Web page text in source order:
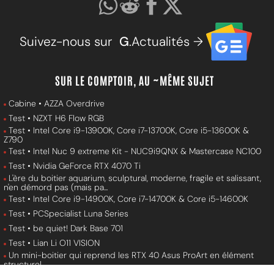
Suivez-nous sur G.Actualités →
SUR LE COMPTOIR, AU ~MÊME SUJET
Cabine • AZZA Overdrive
Test • NZXT H6 Flow RGB
Test • Intel Core i9-13900K, Core i7-13700K, Core i5-13600K &
Z790
Test • Intel Nuc 9 extreme Kit - NUC9i9QNX & Mastercase NC100
Test • Nvidia GeForce RTX 4070 Ti
L'ère du boitier aquarium, sculptural, moderne, fragile et salissant,
n'en démord pas (mais pa...
Test • Intel Core i9-14900K, Core i7-14700K & Core i5-14600K
Test • PCSpecialist Luna Series
Test • be quiet! Dark Base 701
Test • Lian Li O11 VISION
Un mini-boitier qui reprend les RTX 40 Asus ProArt en élément
structurel